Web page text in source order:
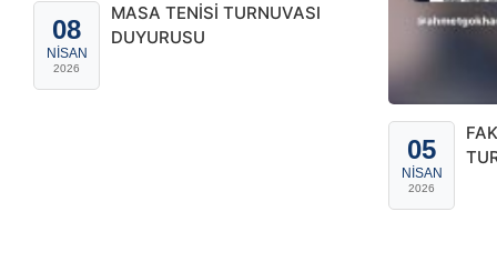
08
NISAN
2026
MASA TENİSİ TURNUVASI
DUYURUSU
05
NISAN
2026